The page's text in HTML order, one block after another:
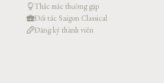
Thắc mắc thường gặp
Đối tác Saigon Classical
Đăng ký thành viên